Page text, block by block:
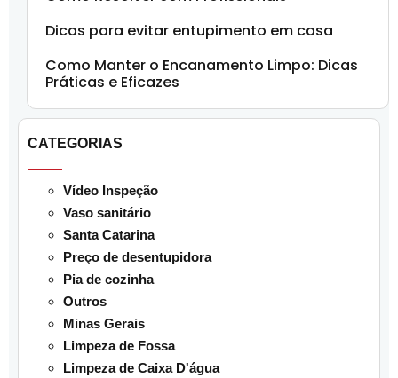
Dicas para evitar entupimento em casa
Como Manter o Encanamento Limpo: Dicas
Práticas e Eficazes
CATEGORIAS
Vídeo Inspeção
Vaso sanitário
Santa Catarina
Preço de desentupidora
Pia de cozinha
Outros
Minas Gerais
Limpeza de Fossa
Limpeza de Caixa D'água